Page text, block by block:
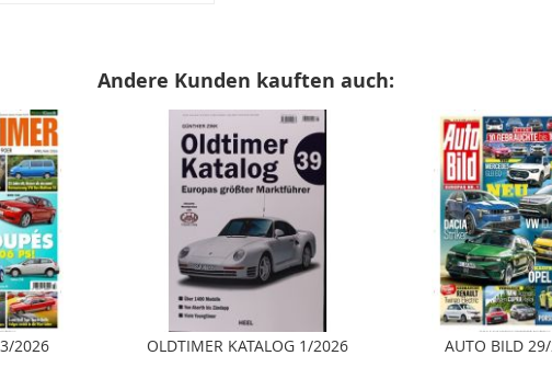
Andere Kunden kauften auch:
2026
OLDTIMER KATALOG 1/2026
AUTO BILD